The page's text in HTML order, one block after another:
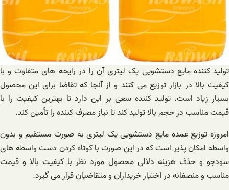
تولید کننده مایع دستشویی یک لیتری آن را در رایحه های متفاوت و با
کیفیت بالا در بازار توزیع می کنند و از آنجا که تقاضا برای این محصول
بسیار زیاد است. تولید کننده سعی بر این دارد تا بهترین کیفیت را با
قیمت مناسب در حجم بالا تولید کند تا نیاز مصرف کننده را تأمین کند.
امروزه توزیع عمده مایع دستشویی یک لیتری به صورت مستقیم و بدون
واسطه امکان پذیر است که در این صورت با کوتاه کردن دست واسطه های
سودجو و حذف هزینه دلالی محصول مورد نظر با کیفیت بالا و قیمت
مناسب و منصفانه در اختیار خریداران و متقاضیان قرار می گیرد.